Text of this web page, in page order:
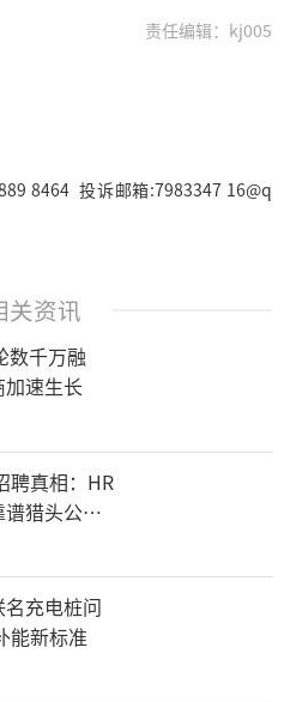
责任编辑：kj005
8464 投诉邮箱:7983347 16@q
关资讯
数千万融
速生长
聘真相：HR
猎头公司
充电桩问
能新标准